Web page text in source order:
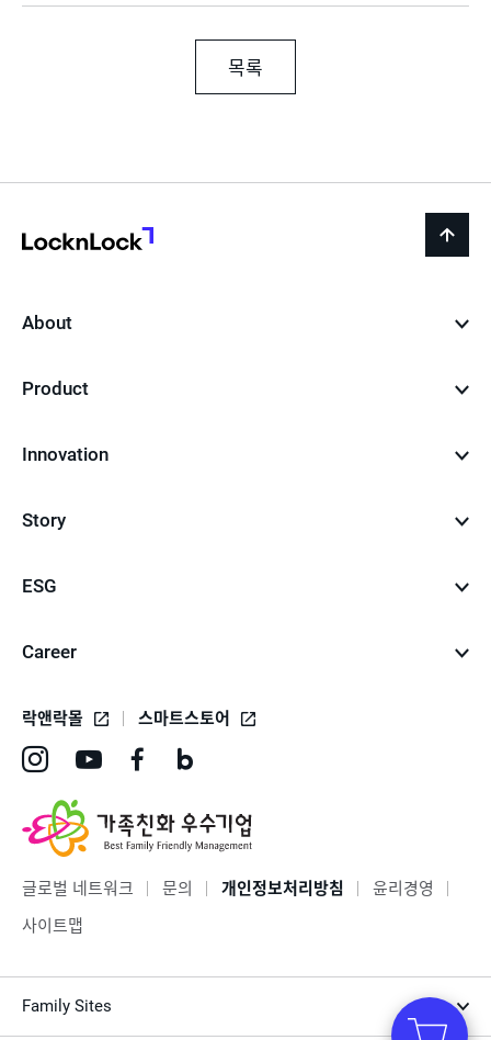
목록
back
About
Product
Innovation
Story
ESG
Career
락앤락몰 스마트스토어
스
타
램
바
로
가
브
로
기
스
바
가
버
로
바
글로벌 네트워크 문의 개인정보처리방침
윤리경영
사이트맵
Family Sites